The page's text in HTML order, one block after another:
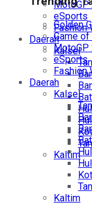
MotoGP
eSports
Fashion
Daerah
Kalsel
Kaltim
Golden
Game of
MotoGP
eSports
Fashion
Daerah
Kalsel
Kaltim